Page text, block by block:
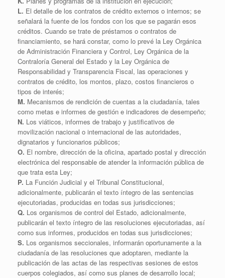
L. El detalle de los contratos de crédito externos o internos; se
señalará la fuente de los fondos con los que se pagarán esos
créditos. Cuando se trate de préstamos o contratos de
financiamiento, se hará constar, como lo prevé la Ley Orgánica
de Administración Financiera y Control, Ley Orgánica de la
Contraloría General del Estado y la Ley Orgánica de
Responsabilidad y Transparencia Fiscal, las operaciones y
contratos de crédito, los montos, plazo, costos financieros o
tipos de interés;
M. Mecanismos de rendición de cuentas a la ciudadanía, tales
como metas e informes de gestión e indicadores de desempeño;
N. Los viáticos, informes de trabajo y justificativos de
movilización nacional o internacional de las autoridades,
dignatarios y funcionarios públicos;
O. El nombre, dirección de la oficina, apartado postal y dirección
electrónica del responsable de atender la información pública de
que trata esta Ley;
P. La Función Judicial y el Tribunal Constitucional,
adicionalmente, publicarán el texto íntegro de las sentencias
ejecutoriadas, producidas en todas sus jurisdicciones;
Q. Los organismos de control del Estado, adicionalmente,
publicarán el texto íntegro de las resoluciones ejecutoriadas, así
como sus informes, producidos en todas sus jurisdicciones;
S. Los organismos seccionales, informarán oportunamente a la
ciudadanía de las resoluciones que adoptaren, mediante la
publicación de las actas de las respectivas sesiones de estos
cuerpos colegiados, así como sus planes de desarrollo local;